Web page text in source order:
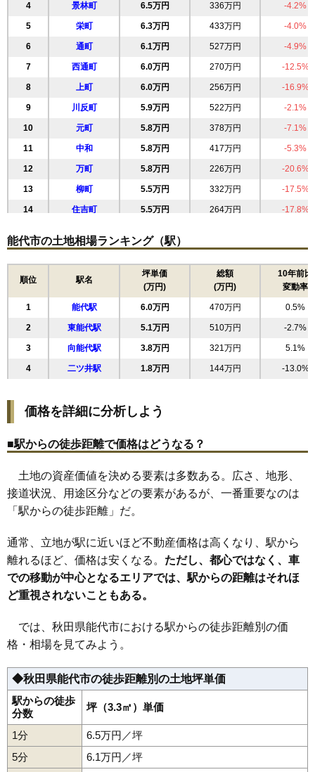
4 景林町 6.5万円 336万円 -4.2%
5 栄町 6.3万円 433万円 -4.0%
6 通町 6.1万円 527万円 -4.9%
7 西通町 6.0万円 270万円 -12.5%
8 上町 6.0万円 256万円 -16.9%
9 川反町 5.9万円 522万円 -2.1%
10 元町 5.8万円 378万円 -7.1%
11 中和 5.8万円 417万円 -5.3%
12 万町 5.8万円 226万円 -20.6%
13 柳町 5.5万円 332万円 -17.5%
14 住吉町 5.5万円 264万円 -17.8%
16 （大字なし） 5.4万円 484万円 0.1%
5.3万円 336万円 5.0%
5.3万円 418万円 -4.3%
19 御指南町 5.0万円 412万円 -2.4%
20 畠町 4.9万円 696万円 -14.0%
21 松美町 4.3万円 508万円 5.3%
22 若松町 4.2万円 305万円 -17.4%
24 末広町 4.2万円
26 二ツ井町荷上場 4.0万円 380万円 -0.6%
27 日吉町 3.9万円 388万円 -7.1%
28 向能代 3.8万円 238万円 -1.9%
29 能代町
30 落合 3.5万円 339万円 6.2%
31 扇田 2.7万円 1,628万円 -7.8%
32 鰄渕 2.4万円 411万円 4.0%
33 二ツ井町小繋 2.0万円
35 二ツ井町切石
37 朴瀬 1.2万円 216万円
38 真壁地
39
能代市の土地相場ランキング（駅）
順位 駅名
坪単価
(万円)
総額
(万円)
10年前比
変動率
1 能代駅 6.0万円 470万円 0.5%
2 東能代駅 5.1万円 510万円 -2.7%
3 向能代駅 3.8万円 321万円 5.1%
4 二ツ井駅 1.8万円 144万円 -13.0%
価格を詳細に分析しよう
■駅からの徒歩距離で価格はどうなる？
土地の資産価値を決める要素は多数ある。広さ、地形、
接道状況、用途区分などの要素があるが、一番重要なのは
「駅からの徒歩距離」だ。
通常、立地が駅に近いほど不動産価格は高くなり、駅から
離れるほど、価格は安くなる。 ただし、都心ではなく、車
での移動が中心となるエリアでは、駅からの距離はそれほ
ど重視されないこともある。
では、秋田県能代市における駅からの徒歩距離別の価
格・相場を見てみよう。
◆秋田県能代市の徒歩距離別の土地坪単価
駅からの徒歩
分数
坪（3.3㎡）単価
1分
6.5万円／坪
5分
6.1万円／坪